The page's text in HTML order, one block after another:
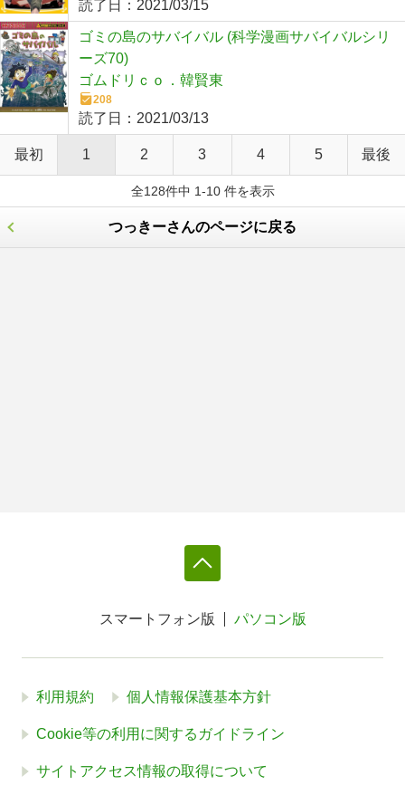
読了日： 2021/03/15
ゴミの島のサバイバル (科学漫画サバイバルシリ
ーズ70)
ゴムドリｃｏ．韓賢東
208
読了日： 2021/03/13
最初 1 2 3 4 5 最後
全128件中 1-10 件を表示
つっきーさんのページに戻る
スマートフォン版 パソコン版
利用規約 個人情報保護基本方針
Cookie等の利用に関するガイドライン
サイトアクセス情報の取得について